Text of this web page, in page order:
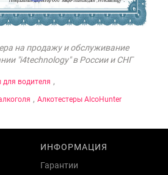
на продажу и обслуживание
"i4technology" в России и СНГ
для водителя ,
, Алкотестеры AlcoHunter
ИНФОРМАЦИЯ
Гарантии